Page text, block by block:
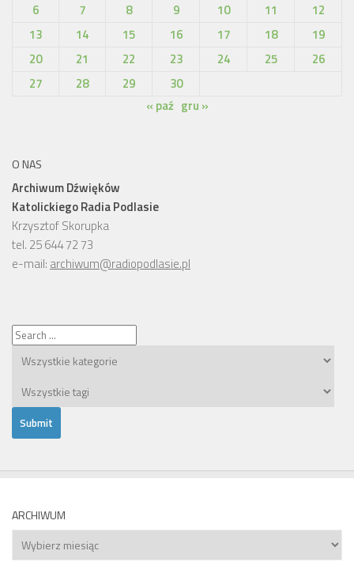
6
7 8 9 10 11
12
13
14 15 16 17 18
19
20
21 22 23 24 25
26
27
28 29
30
« paź gru »
O NAS
Archiwum Dźwięków
Katolickiego Radia Podlasie
Krzysztof Skorupka
tel. 25 644 72 73
e-mail: archiwum@radiopodlasie.pl
ARCHIWUM
Archiwum